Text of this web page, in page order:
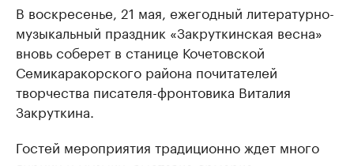
В воскресенье, 21 мая, ежегодный литературно-
музыкальный праздник «Закруткинская весна»
вновь соберет в станице Кочетовской
Семикаракорского района почитателей
творчества писателя-фронтовика Виталия
Закруткина.
Гостей мероприятия традиционно ждет много